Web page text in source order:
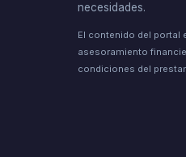
necesidades.
El contenido del portal
asesoramiento
condiciones del